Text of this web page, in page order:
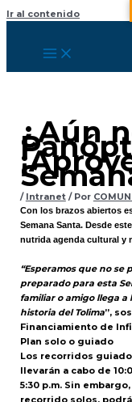
Ir al contenido
¿Aún
/ Intranet/ Por
Con los brazos abiertos
Semana Santa. Desde
nutrida agenda cultural y
“Esperamos que no se
preparado para esta
familiar o amigo llega
historia del Tolima”,
Financiamiento de
Plan solo o guiado
Los recorridos
llevarán a cabo de
5:30 p.m. Sin
recorrido solos,